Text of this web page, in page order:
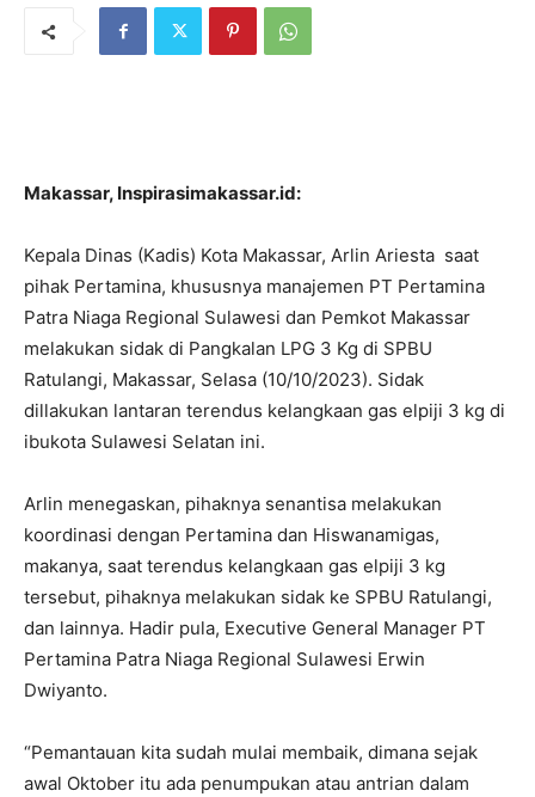
Makassar, Inspirasimakassar.id:
Kepala Dinas (Kadis) Kota Makassar, Arlin Ariesta saat
pihak Pertamina, khususnya manajemen PT Pertamina
Patra Niaga Regional Sulawesi dan Pemkot Makassar
melakukan sidak di Pangkalan LPG 3 Kg di SPBU
Ratulangi, Makassar, Selasa (10/10/2023). Sidak
dillakukan lantaran terendus kelangkaan gas elpiji 3 kg di
ibukota Sulawesi Selatan ini.
Arlin menegaskan, pihaknya senantisa melakukan
koordinasi dengan Pertamina dan Hiswanamigas,
makanya, saat terendus kelangkaan gas elpiji 3 kg
tersebut, pihaknya melakukan sidak ke SPBU Ratulangi,
dan lainnya. Hadir pula, Executive General Manager PT
Pertamina Patra Niaga Regional Sulawesi Erwin
Dwiyanto.
“Pemantauan kita sudah mulai membaik, dimana sejak
awal Oktober itu ada penumpukan atau antrian dalam